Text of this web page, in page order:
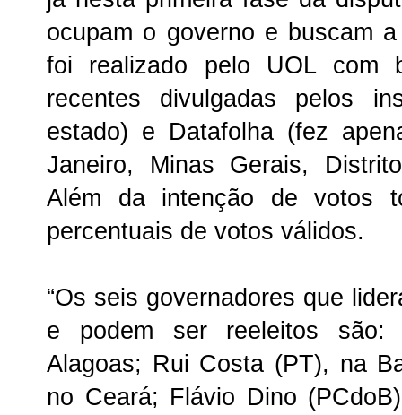
ocupam o governo e buscam
foi realizado pelo UOL com
recentes divulgadas pelos
estado) e Datafolha (fez
Janeiro, Minas Gerais,
Além da intenção de votos
percentuais de votos válidos.
“Os seis governadores que
e podem ser reeleitos são:
Alagoas; Rui Costa (PT), na
no Ceará; Flávio Dino